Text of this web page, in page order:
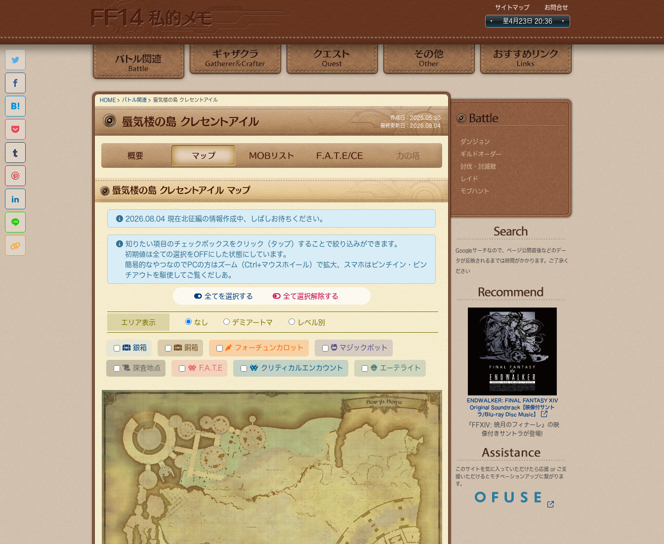
星4月23日 20:37
サイトマップ お問合せ
バトル関連 ギャザクラ クエスト その他
HOME バトル関連 蜃気楼の島 クレセントアイル
蜃気楼の島 クレセントアイル
作成日：2025.05.30
最終更新日：2026.08.04
概要 マップ MOBリスト F.A.T.E/CE 力の塔
蜃気楼の島 クレセントアイル マップ
2026.08.04 現在北征編の情報作成中、しばしお待ちください。
知りたい項目のチェックボックスをクリック（タップ）することで絞り込みができます。
初期値は全ての選択をOFFにした状態にしています。
簡易的なやつなのでPCの方はズーム（Ctrl+マウスホイール）で拡大、スマホはピンチイン・ピン
チアウトを駆使してご覧くだしあ。
全てを選択する 全て選択解除する
エリア表示 なし デミアートマ レベル別
銀箱 銅箱 フォーチュンカロット マジックポット
探査地点 F.A.T.E クリティカルエンカウント エーテライト
Twitterで共有する
Facebookでシェアする
はてなブックマークに追加する
Pocketに保存する
Linkedinでシェアする
このページのタイトルとURLをコピー
ダンジョン
ギルドオーダー
討伐・討滅戦
レイド
モブハント
Googleサーチなので、ページ公開直後などのデー
タが反映されるまでは時間がかかります。ご了承く
ださい
ENDWALKER: FINAL FANTASY XIV
Original Soundtrack【映像付サント
ラ/Blu-ray Disc Music】
『FFXIV: 暁月のフィナーレ』の映
像付きサントラが登場!
このサイトを気に入っていただけたら応援 or ご支
援いただけるとモチベーションアップに繋がりま
す。